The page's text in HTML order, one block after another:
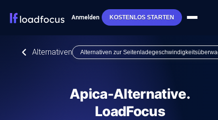
Anmelden KOSTENLOS STARTEN
Alternativen Alternativen zur
Apica-Alternative.
LoadFocus